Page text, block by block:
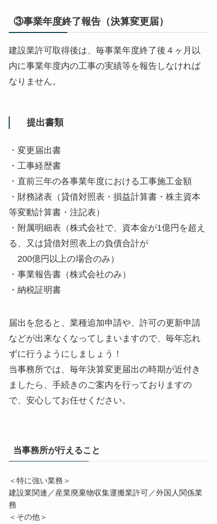
③事業年度終了報告（決算変更届）
建設業許可取得後は、毎事業年度終了後４ヶ月以
内に事業年度内の工事の実績等を報告しなければ
なりません。
提出書類
・変更届出書
・工事経歴書
・直前三年の各事業年度における工事施工金額
・財務諸表（貸借対照表・損益計算書・株主資本
等変動計算書・注記表）
・附属明細表（株式会社で、資本金が1億円を超え
る、又は貸借対照表上の負債合計が
200億円以上の場合のみ）
・事業報告書（株式会社のみ）
・納税証明書
届出を怠ると、業種追加申請や、許可の更新申請
などが出来なくなってしまいますので、毎年忘れ
ずに行うようにしましょう！
当事務所では、毎年決算変更届出の時期が近付き
ましたら、手続きのご案内を行っておりますの
で、安心してお任せください。
当事務所が行えること
＜特に強い業務＞
建設業関連／産業廃棄物収集運搬業許可／外国人関係業
務
＜その他＞